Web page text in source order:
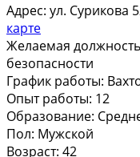
Адрес: ул. Сурикова
карте
Желаемая
безопасности
График работы:
Опыт работы: 12
Образование:
Пол: Мужской
Возраст: 42